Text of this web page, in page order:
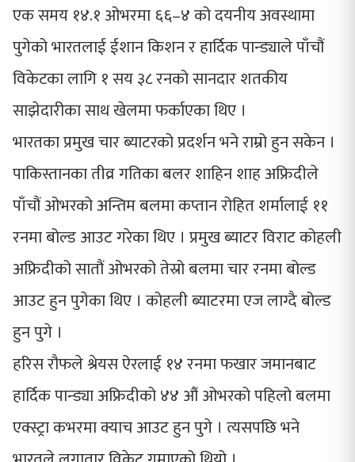
एक समय १४.१ ओभरमा ६६–४ को दयनीय अवस्थामा
पुगेको भारतलाई ईशान किशन र हार्दिक पान्ड्याले पाँचौं
विकेटका लागि १ सय ३८ रनको सानदार शतकीय
साझेदारीका साथ खेलमा फर्काएका थिए ।
भारतका प्रमुख चार ब्याटरको प्रदर्शन भने राम्रो हुन सकेन ।
पाकिस्तानका तीव्र गतिका बलर शाहिन शाह अफ्रिदीले
पाँचौं ओभरको अन्तिम बलमा कप्तान रोहित शर्मालाई ११
रनमा बोल्ड आउट गरेका थिए । प्रमुख ब्याटर विराट कोहली
अफ्रिदीको सातौं ओभरको तेस्रो बलमा चार रनमा बोल्ड
आउट हुन पुगेका थिए । कोहली ब्याटरमा एज लाग्दै बोल्ड
हुन पुगे ।
हरिस रौफले श्रेयस ऐरलाई १४ रनमा फखार जमानबाट
हार्दिक पान्ड्या अफ्रिदीको ४४ औं ओभरको पहिलो बलमा
एक्स्ट्रा कभरमा क्याच आउट हुन पुगे । त्यसपछि भने